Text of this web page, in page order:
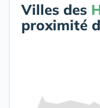
Villes des
proximité